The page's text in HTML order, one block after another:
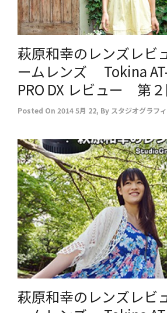
萩原和幸のレンズレ
ームレンズ Tokina
PRO DX レビュー 第
Posted On 2014 5月 22, By スタジオグラフ
萩原和幸のレンズレ